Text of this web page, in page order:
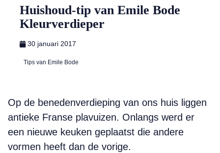
Huishoud-tip van Emile Bode
Kleurverdieper
30 januari 2017
Tips van Emile Bode
Op de benedenverdieping van ons huis liggen
antieke Franse plavuizen. Onlangs werd er
een nieuwe keuken geplaatst die andere
vormen heeft dan de vorige.